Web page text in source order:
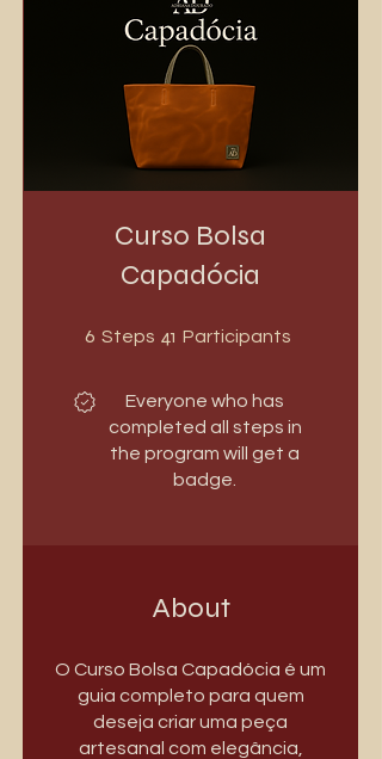
Curso Bolsa
Capadócia
6 Steps 6 Steps
41 Participants
Everyone who has
completed all steps in
the program will get a
badge.
About
O Curso Bolsa Capadócia é um
guia completo para quem
deseja criar uma peça
artesanal com elegância,